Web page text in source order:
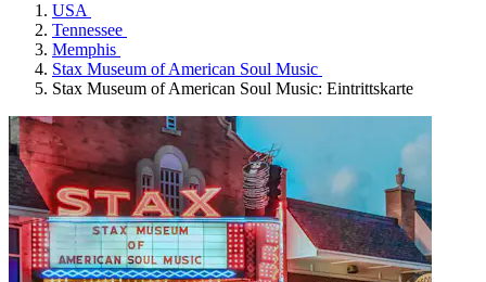
USA
Tennessee
Memphis
Stax Museum of American Soul Music
Stax Museum of American Soul Music: Eintrittskarte